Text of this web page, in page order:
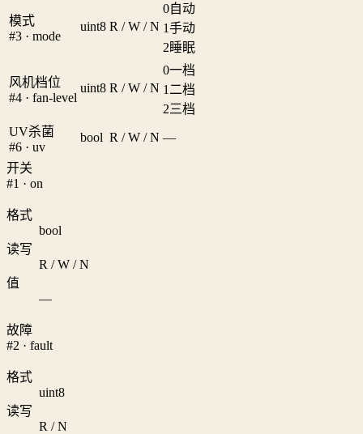
模式
#3 · mode
uint8 R / W / N
0自动
1手动
2睡眠
风机档位
#4 · fan-level
uint8 R / W / N
0一档
1 二档
2三档
UV杀菌
#6 · uv
bool R / W / N —
开关
#1 · on
格式
bool
读写
R / W / N
值
—
故障
#2 · fault
格式
uint8
读写
R / N